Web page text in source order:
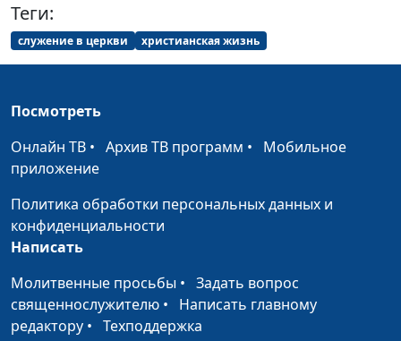
служения
Как принимать правильные
Юлия Синицына,
служения
Алексей Дедов,
Изменить жизнь к лучшему
с помощью Бога
Юлия Синицына,
Теги:
служение в церкви христианская жизнь
Посмотреть
Онлайн ТВ • Архив ТВ программ • Мобильное
приложение
Политика обработки персональных данных и
конфиденциальности
Написать
Молитвенные просьбы • Задать вопрос
священнослужителю • Написать главному
редактору • Техподдержка